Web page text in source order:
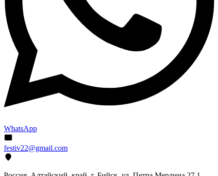
WhatsApp
festiv22@gmail.com